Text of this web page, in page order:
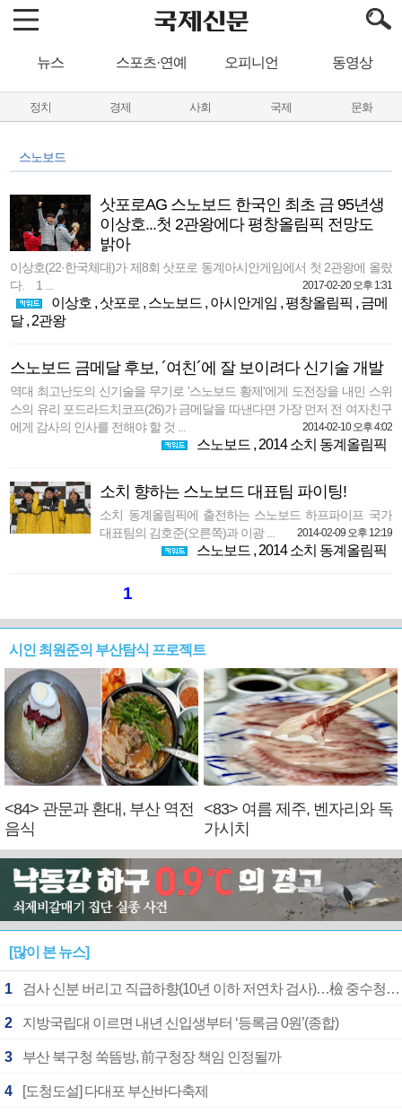
뉴스 스포츠·연예 오피니언 동영상
정치 경제 사회 국제 문화
스노보드
삿포로AG 스노보드 한국인 최초 금 95년생
이상호...첫 2관왕에다 평창올림픽 전망도
밝아
이상호(22·한국체대)가 제8회 삿포로 동계아시안게임에서 첫 2관왕에 올랐
다. 1 ...
2017-02-20 오후 1:31
이상호 ,삿포로 , 스노보드 , 아시안게임 ,평창올림픽 , 금메
달, 2관왕
스노보드 금메달 후보, ´여친´에 잘 보이려다 신기술 개발
역대 최고난도의 신기술을 무기로 '스노보드 황제'에게 도전장을 내민 스위
스의 유리 포드라드치코프(26)가 금메달을 따낸다면 가장 먼저 전 여자친구
에게 감사의 인사를 전해야 할 것 ...
2014-02-10 오후 4:02
스노보드 , 2014 소치 동계올림픽
소치 향하는 스노보드 대표팀 파이팅!
소치 동계올림픽에 출전하는 스노보드 하프파이프 국가
대표팀의 김호준(오른쪽)과 이광 ...
2014-02-09 오후 12:19
스노보드 , 2014 소치 동계올림픽
1
시인 최원준의 부산탐식 프로젝트
<84> 관문과 환대, 부산 역전
음식
<83> 여름 제주, 벤자리와 독
가시치
[많이 본 뉴스]
1 검사 신분 버리고 직급하향(10년 이하 저연차 검사)…檢 중수청행 기피
2 지방국립대 이르면 내년 신입생부터 ‘등록금 0원’(종합)
3 부산 북구청 쑥뜸방, 前구청장 책임 인정될까
4 [도청도설] 다대포 부산바다축제